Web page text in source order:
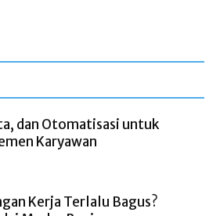
dan Otomatisasi untuk
Karyawan
Kerja Terlalu Bagus?